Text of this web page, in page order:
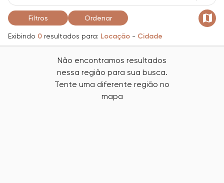
Filtros Ordenar
Exibindo 0 resultados para: Locação - Cidade
Não encontramos resultados
nessa região para sua busca.
Tente uma diferente região no
mapa